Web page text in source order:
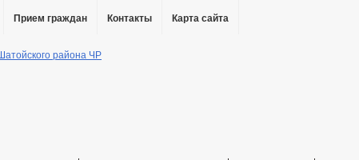
Прием граждан Контакты Карта сайта